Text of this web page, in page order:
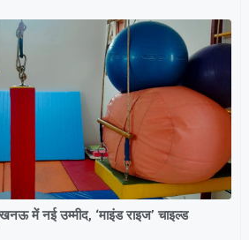
में नई उम्मीद, ‘माइंड राइज’ चाइल्ड